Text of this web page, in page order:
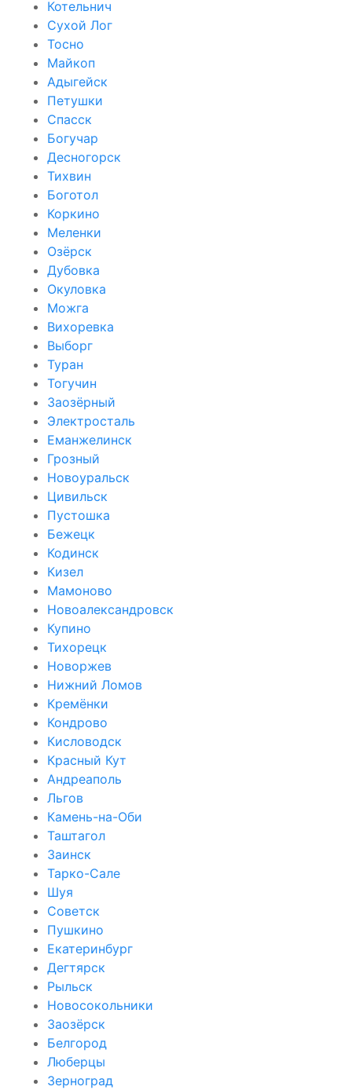
Котельнич
Сухой Лог
Тосно
Майкоп
Адыгейск
Петушки
Спасск
Богучар
Десногорск
Тихвин
Боготол
Коркино
Меленки
Озёрск
Дубовка
Окуловка
Можга
Вихоревка
Выборг
Туран
Тогучин
Заозёрный
Электросталь
Еманжелинск
Грозный
Новоуральск
Цивильск
Пустошка
Бежецк
Кодинск
Кизел
Мамоново
Новоалександровск
Купино
Тихорецк
Новоржев
Нижний Ломов
Кремёнки
Кондрово
Кисловодск
Красный Кут
Андреаполь
Льгов
Камень-на-Оби
Таштагол
Заинск
Тарко-Сале
Шуя
Советск
Пушкино
Екатеринбург
Дегтярск
Рыльск
Новосокольники
Заозёрск
Белгород
Люберцы
Зерноград